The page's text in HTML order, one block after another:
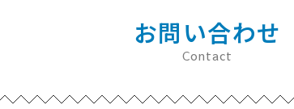
お問い合わせ
Contact